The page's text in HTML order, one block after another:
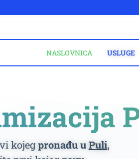
NASLOVNICA USLUGE
kojegpronađu uPuli,